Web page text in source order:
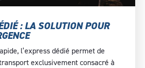
: LA SOLUTION POUR
l’express dédié permet de
exclusivement consacré à